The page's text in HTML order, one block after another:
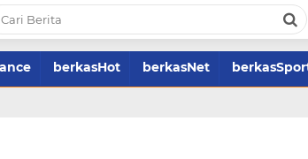
berkasHot berkasNet